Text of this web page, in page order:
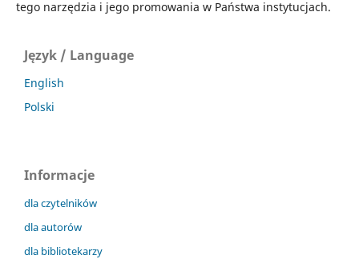
tego narzędzia i jego promowania w Państwa instytucjach.
Język / Language
English
Polski
Informacje
dla czytelników
dla autorów
dla bibliotekarzy